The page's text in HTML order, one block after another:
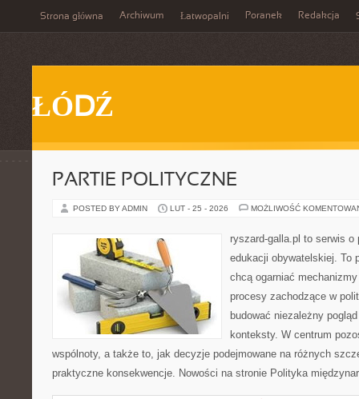
Strona główna Archiwum Łatwopalni Poranek Redakcja
ŁÓDŹ
PARTIE POLITYCZNE
POSTED BY ADMIN LUT - 25 - 2026 MOŻLIWOŚĆ
ryszard-galla.pl to serwis
edukacji obywatelskiej. To
chcą ogarniać
procesy zachodzące w
budować niezależny
konteksty. W centrum
wspólnoty, a także to, jak decyzje podejmowane na różnych
praktyczne konsekwencje. Nowości na stronie Polityka